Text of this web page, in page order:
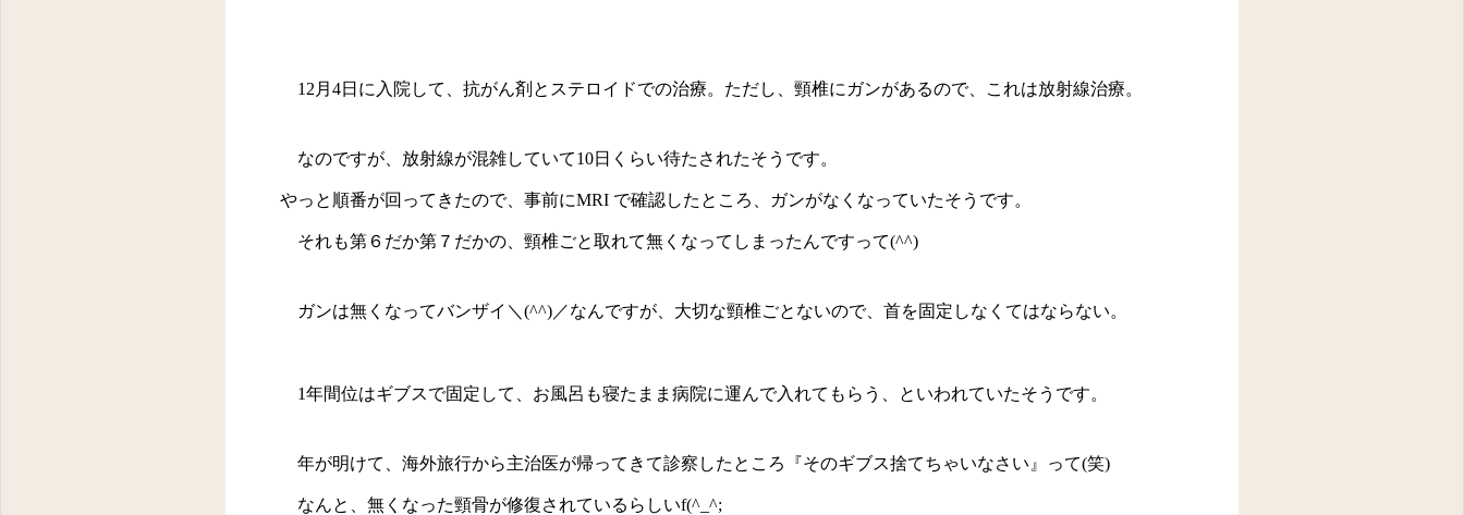
12 月 4日に入院して、抗がん剤とステロイドでの治療。ただし、頸椎にガンがあるので、これは放射線治療。
なのですが、放射線が混雑していて10日くらい待たされたそうです。
やっと順番が回ってきたので、事前にMRI で確認したところ、ガンがなくなっていたそうです。
それも第６だか第７だかの、頸椎ごと取れて無くなってしまったんですって(^^)
ガンは無くなってバンザイ＼ (^^)／なんですが、大切な頸椎ごとないので、首を固定しなくてはならない。
1年間位はギブスで固定して、お風呂も寝たまま病院に運んで入れてもらう、といわれていたそうです。
年が明けて、海外旅行から主治医が帰ってきて診察したところ『そのギブス捨てちゃいなさい』って(笑)
なんと、無くなった頸骨が修復されているらしいf(^_^;